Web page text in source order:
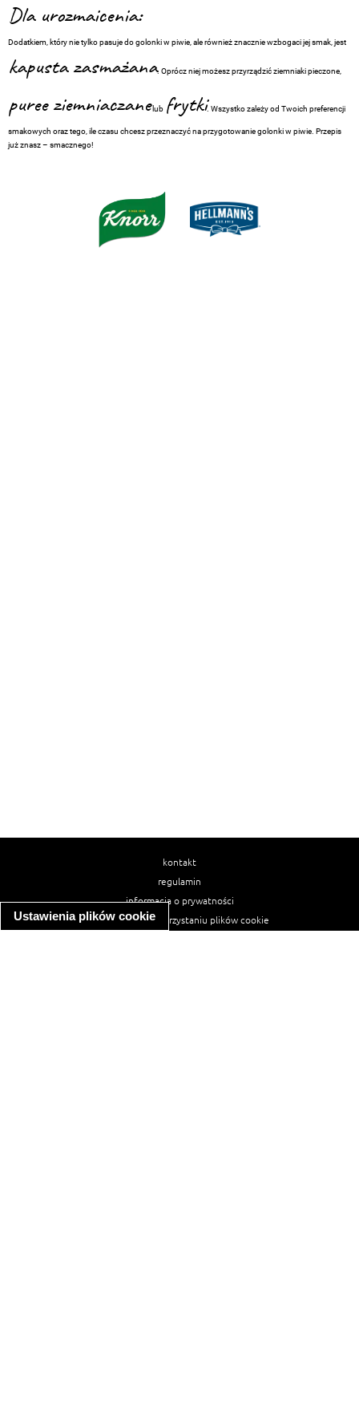
Ustawienia plików cookie
Dla urozmaicenia:
Dodatkiem, który nie tylko pasuje do golonki w piwie, ale również znacznie wzbogaci jej smak, jest
kapusta zasmażana. Oprócz niej możesz przyrządzić ziemniaki pieczone,
puree ziemniaczanelub frytki. Wszystko zależy od Twoich preferencji
smakowych oraz tego, ile czasu chcesz przeznaczyć na przygotowanie golonki w piwie. Przepis
już znasz – smacznego!
kontakt
regulamin
informacja o prywatności
informacja o wykorzystaniu plików cookie